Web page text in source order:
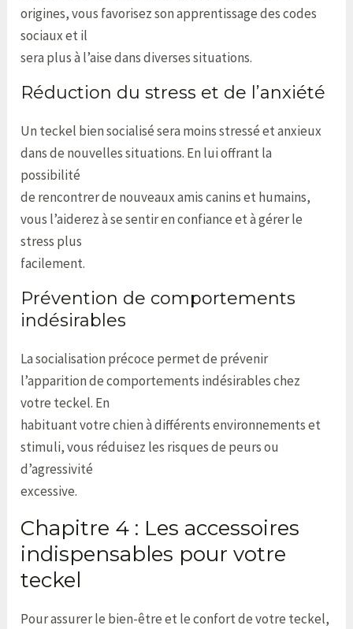
origines, vous favorisez son apprentissage des codes
sociaux et il
sera plus à l’aise dans diverses situations.
Réduction du stress et de l’anxiété
Un teckel bien socialisé sera moins stressé et anxieux
dans de nouvelles situations. En lui offrant la
possibilité
de rencontrer de nouveaux amis canins et humains,
vous l’aiderez à se sentir en confiance et à gérer le
stress plus
facilement.
Prévention de comportements
indésirables
La socialisation précoce permet de prévenir
l’apparition de comportements indésirables chez
votre teckel. En
habituant votre chien à différents environnements et
stimuli, vous réduisez les risques de peurs ou
d’agressivité
excessive.
Chapitre 4 : Les accessoires
indispensables pour votre
teckel
Pour assurer le bien-être et le confort de votre teckel,